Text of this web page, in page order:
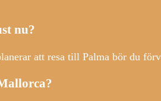
nu?
att resa till Palma bör du